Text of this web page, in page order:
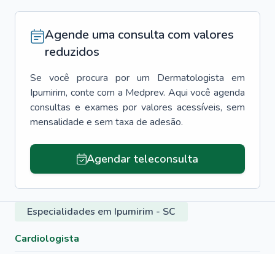
Agende uma consulta com valores
reduzidos
Se você procura por um Dermatologista em
Ipumirim, conte com a Medprev. Aqui você agenda
consultas e exames por valores acessíveis, sem
mensalidade e sem taxa de adesão.
Agendar teleconsulta
Especialidades em Ipumirim - SC
Cardiologista